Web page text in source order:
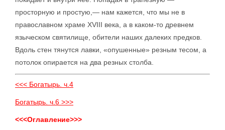
просторную и простую,— нам кажется, что мы не в
православном храме XVIII века, а в каком-то древнем
языческом святилище, обители наших далеких предков.
Вдоль стен тянутся лавки, «опушенные» резным тесом, а
потолок опирается на два резных столба.
<<< Богатырь. ч.4
Богатырь. ч.6 >>>
<<<Оглавление>>>